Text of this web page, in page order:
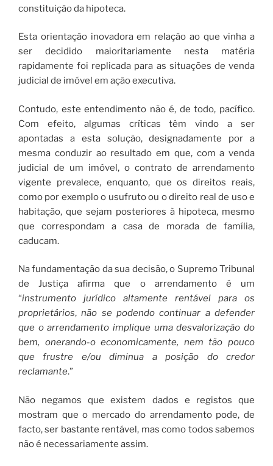
constituição da hipoteca.
Esta orientação inovadora em relação ao que vinha a
ser decidido maioritariamente nesta matéria
rapidamente foi replicada para as situações de venda
judicial de imóvel em ação executiva.
Contudo, este entendimento não é, de todo, pacífico.
Com efeito, algumas críticas têm vindo a ser
apontadas a esta solução, designadamente por a
mesma conduzir ao resultado em que, com a venda
judicial de um imóvel, o contrato de arrendamento
vigente prevalece, enquanto, que os direitos reais,
como por exemplo o usufruto ou o direito real de uso e
habitação, que sejam posteriores à hipoteca, mesmo
que correspondam a casa de morada de família,
caducam.
Na fundamentação da sua decisão, o Supremo Tribunal
de Justiça afirma que o arrendamento é um
“instrumento jurídico altamente rentável para os
proprietários,não se podendo continuar a defender
que o arrendamento implique uma desvalorização do
bem, onerando-o economicamente, nem tão pouco
que frustre e/ou diminua a posição do credor
reclamante.”
Não negamos que existem dados e registos que
mostram que o mercado do arrendamento pode, de
facto, ser bastante rentável, mas como todos sabemos
não é necessariamente assim.